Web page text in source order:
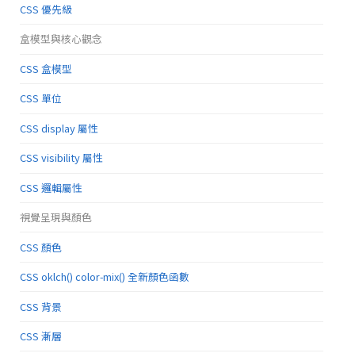
CSS 優先級
盒模型與核心觀念
CSS 盒模型
CSS 單位
CSS display 屬性
CSS visibility 屬性
CSS 邏輯屬性
視覺呈現與顏色
CSS 顏色
CSS oklch() color-mix() 全新顏色函數
CSS 背景
CSS 漸層